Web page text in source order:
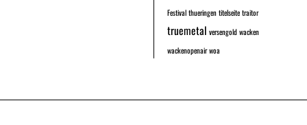
Festivalthueringentitelseitetraitor
truemetal versengoldwacken
wackenopenairwoa